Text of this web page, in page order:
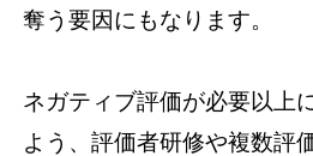
奪う要因にもなります。
ネガティブ評価が必要以上
よう、評価者研修や複数評